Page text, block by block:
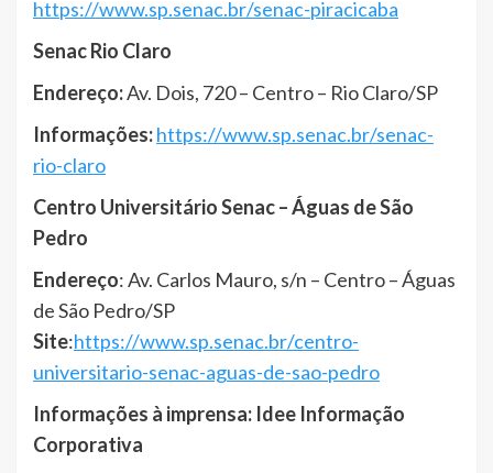
https://www.sp.senac.br/senac-piracicaba
Senac Rio Claro
Endereço:Av. Dois, 720 – Centro – Rio Claro/SP
Informações:https://www.sp.senac.br/senac-
rio-claro
Centro Universitário Senac – Águas de São
Pedro
Endereço: Av. Carlos Mauro, s/n – Centro – Águas
de São Pedro/SP
Site:https://www.sp.senac.br/centro-
universitario-senac-aguas-de-sao-pedro
Informações à imprensa: Idee Informação
Corporativa